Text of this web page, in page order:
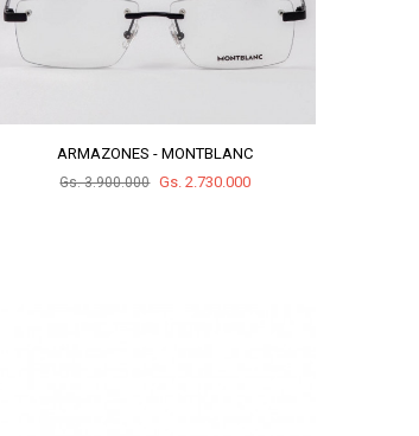
ARMAZONES - MONTBLANC
Gs. 3.900.000 Gs. 2.730.000